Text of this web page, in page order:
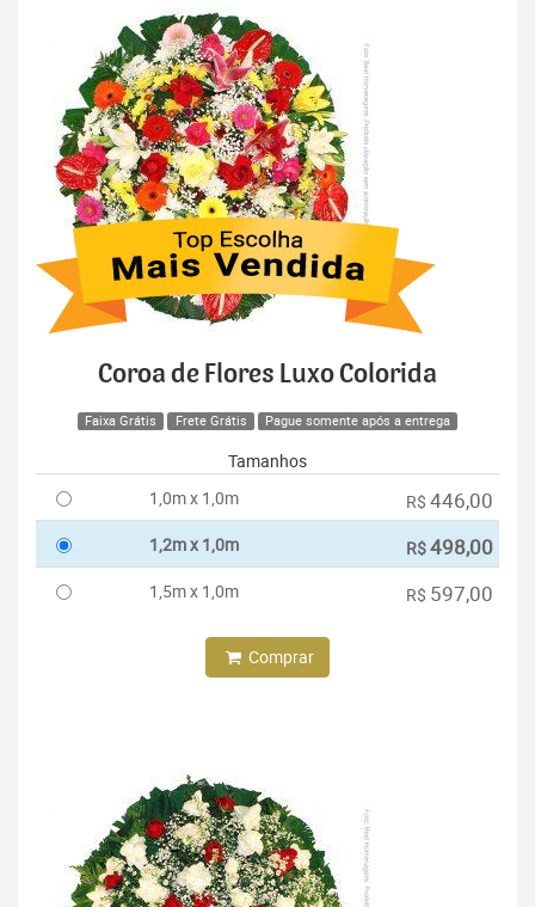
Coroa de Flores Luxo Colorida
Faixa Grátis Frete Grátis Pague somente após a entrega
Tamanhos
1,0m x 1,0m
R$ 446,00
1,2m x 1,0m R$498,00
1,5m x 1,0m R$ 597,00
Comprar